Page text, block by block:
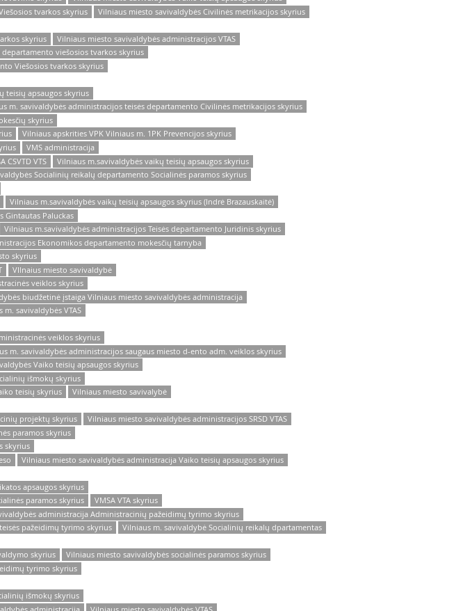
tvarkos skyrius
Vilniaus miesto savivaldybės Civilinės metrikacijos skyrius
skyrius
Vilniaus miesto savivaldybės administracijos VTAS
viešosios tvarkos skyrius
Viešosios tvarkos skyrius
teisių apsaugos skyrius
m. savivaldybės administracijos teisės departamento Civilinės metrikacijos skyrius
skyrius
Vilniaus apskrities VPK Vilniaus m. 1PK Prevencijos skyrius
VMS administracija
CSVTD VTS
Vilniaus m.savivaldybės vaikų teisių apsaugos skyrius
Socialinių reikalų departamento Socialinės paramos skyrius
Vilniaus m.savivaldybės vaikų teisių apsaugos skyrius (Indrė Brazauskaitė)
Gintautas Paluckas
Vilniaus m.savivaldybės administracijos Teisės departamento Juridinis skyrius
Ekonomikos departamento mokesčių tarnyba
skyrius
VIlnaius miesto savivaldybė
veiklos skyrius
biudžetinė įstaiga Vilniaus miesto savivaldybės administracija
m. savivaldybės VTAS
veiklos skyrius
m. savivaldybės administracijos saugaus miesto d-ento adm. veiklos skyrius
Vaiko teisių apsaugos skyrius
išmokų skyrius
teisių skyrius
Vilniaus miesto savivalybė
projektų skyrius
Vilniaus miesto savivaldybės administracijos SRSD VTAS
paramos skyrius
skyrius
Vilniaus miesto savivaldybės administracija Vaiko teisių apsaugos skyrius
apsaugos skyrius
paramos skyrius
VMSA VTA skyrius
administracija Administracinių pažeidimų tyrimo skyrius
pažeidimų tyrimo skyrius
Vilniaus m. savivaldybė Socialinių reikalų dpartamentas
skyrius
Vilniaus miesto savivaldybės socialinės paramos skyrius
tyrimo skyrius
išmokų skyrius